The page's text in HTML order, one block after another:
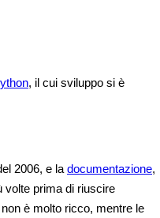
, il cui sviluppo si è
2006, e la documentazione,
volte prima di riuscire
non è molto ricco, mentre le